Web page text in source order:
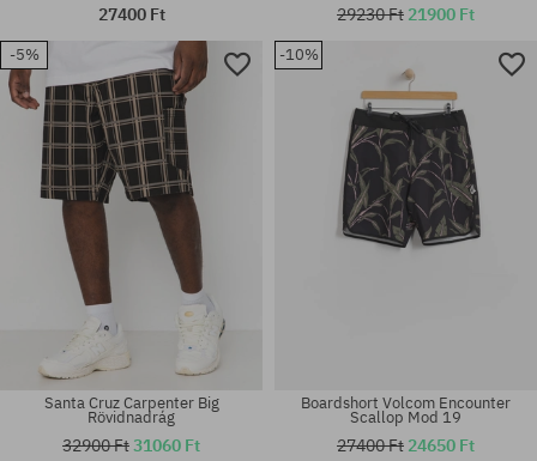
Elérhető méretek:
31; 32; 33
Elérhető méretek:
27400 Ft 29230 Ft 21900 Ft
-5%
Santa Cruz Carpenter Big
Rövidnadrág
32900 Ft31060 Ft
-10%
Boardshort Volcom Encounter
Scallop Mod 19
27400 Ft 24650 Ft